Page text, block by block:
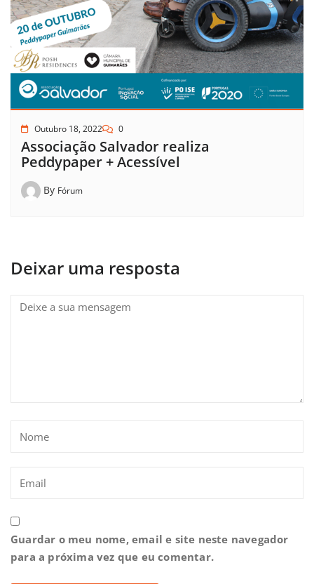
Outubro 18, 2022 0
Associação Salvador realiza
Peddypaper + Acessível
By Fórum
Deixar uma resposta
Guardar o meu nome, email e site neste navegador
para a próxima vez que eu comentar.